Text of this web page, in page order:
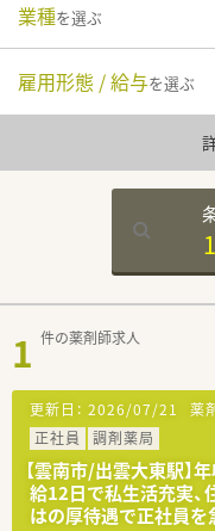
業種を選ぶ
雇用形態 / 給与を選ぶ
1
1 件の薬剤師求人
更新日： 2026/07/21 薬
正社員
調剤薬局
【雲南市/出雲大東駅】
給12日で私生活充実
はの厚待遇で正社員を